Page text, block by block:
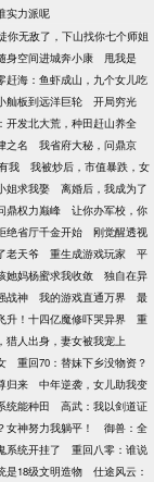
实力派呢
你无敌了，下山找你七个师姐
身空间进城奔小康
甩我是
赶海：鱼虾成山，九个女儿吃
舢板到远洋巨轮
开局穷光
开发北大荒，种田赶山养全
之名
我省府大秘，问鼎京
我
我被炒后，市值暴跌，女
姐求我娶
离婚后，我成为了
鼎权力巅峰
让你办军校，你
绝省厅千金开始
刚觉醒透视
老天爷 重生成游戏玩家
平
她妈杨蜜求我收敛
独自在异
战神 我的游戏直通万界
最
升！十四亿魔修吓哭异界
重
猎人出身，妻女被我宠上
重回70：替妹下乡没物资？
归来
中年逆袭，女儿助我变
统能种田
高武：我以剑道证
女神努力我躺平！
御兽：全
系统开挂了
重回八零：谁说
是18级文明造物
仕途风云：